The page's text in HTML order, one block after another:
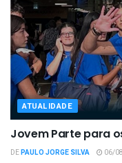
ATUALIDADE
Jovem Parte para
DEPAULO JORGE SILVA 06/